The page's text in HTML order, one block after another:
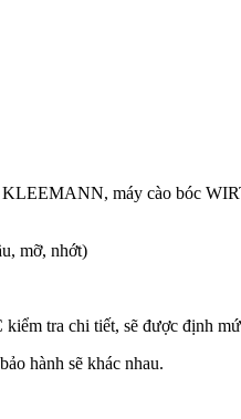
máy cào bóc
mỡ, nhớt)
tra chi tiết, sẽ được định
hành sẽ khác nhau.